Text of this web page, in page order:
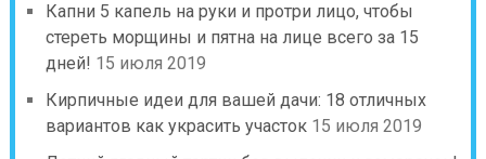
Капни 5 капель на руки и протри лицо, чтобы
стереть морщины и пятна на лице всего за 15
дней! 15 июля 2019
Кирпичные идеи для вашей дачи: 18 отличных
вариантов как украсить участок 15 июля 2019